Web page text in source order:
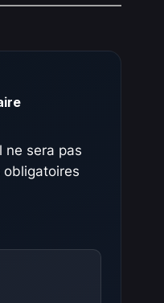
ne sera pas
obligatoires